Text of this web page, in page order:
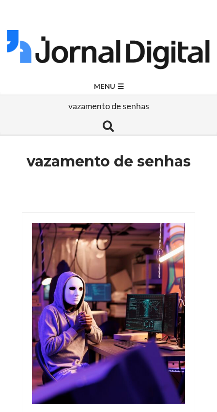
Skip
to
Jornal
Digital
MENU
vazamento de senhas
Search
vazamento de senhas